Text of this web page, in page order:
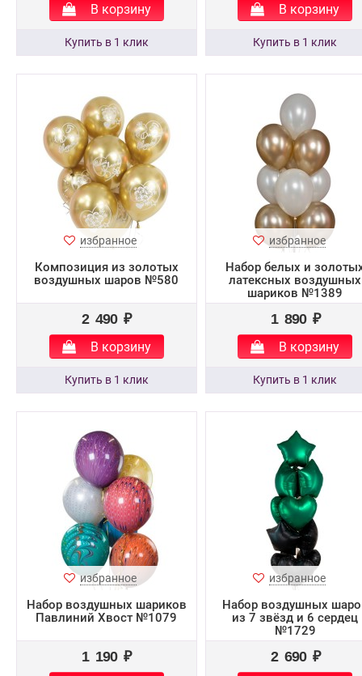
В корзину В корзину
избранное
Композиция из золотых
воздушных шаров №580
2 490 ₽
В корзину
избранное
Набор белых и
латексных воздушных
шариков №1389
1 890 ₽
В корзину
избранное
Набор воздушных шариков
Павлиний Хвост №1079
1 190 ₽
избранное
Набор воздушных
из 7 звёзд и 6 сердец
№1729
2 690 ₽